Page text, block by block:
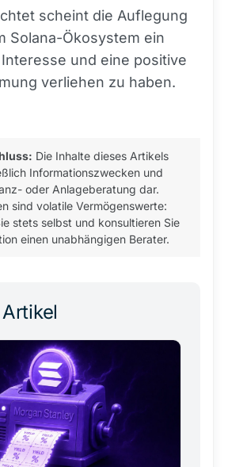
scheint die Auflegung
Solana-Ökosystem ein
und eine positive
verliehen zu haben.
Die Inhalte dieses Artikels
Informationszwecken und
oder Anlageberatung dar.
sind volatile Vermögenswerte:
stets selbst und konsultieren Sie
einen unabhängigen Berater.